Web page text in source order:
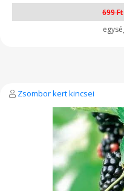
699 Ft
Zsombor kert kincsei